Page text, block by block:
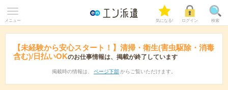
メニュー 気になる! ログイン 検索
【未経験から安心スタート！】清掃・衛生(害虫駆除・消毒
含む)/日払いOKのお仕事情報は、掲載が終了しています
掲載時の情報は、 ページ下部 からご覧いただけます。